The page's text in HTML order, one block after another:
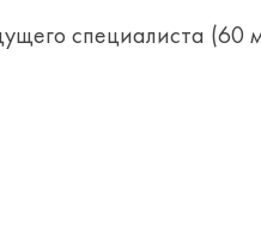
специалиста (60